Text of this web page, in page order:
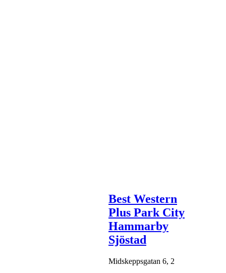
Best Western
Plus Park City
Hammarby
Sjöstad
Midskeppsgatan 6, 2